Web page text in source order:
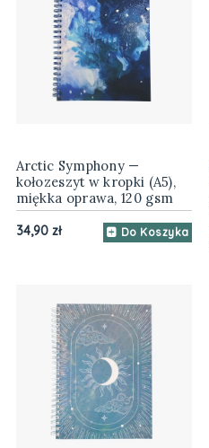
Arctic Symphony —
kołozeszyt w kropki (A5),
miękka oprawa, 120 gsm
34,90 zł Do Koszyka